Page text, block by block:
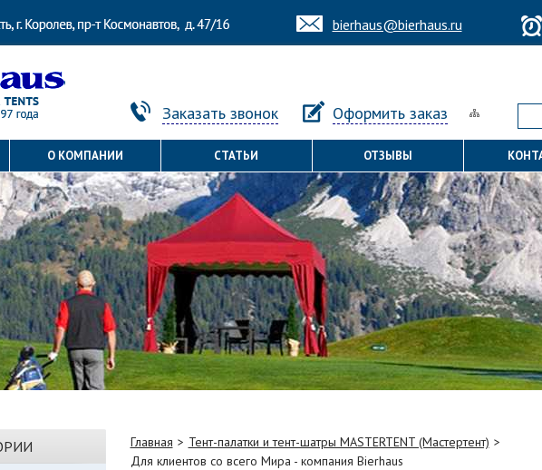
bierhaus@bierhaus.ru
Заказать звонок Оформить заказ
О КОМПАНИИ СТАТЬИ ОТЗЫВЫ
Главная
Тент-палатки и тент-шатры MASTERTENT (Мастертент)
Для клиентов со всего Мира - компания Bierhaus